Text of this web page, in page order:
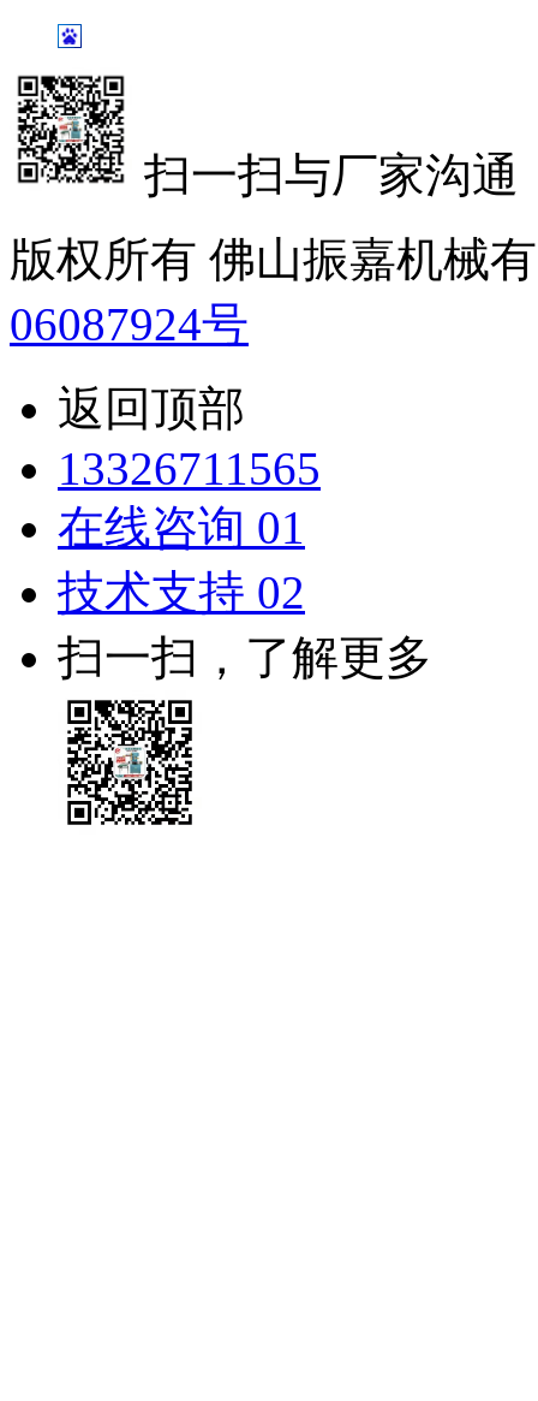
扫一扫与厂家沟通
版权所有 佛山振嘉机
06087924号
返回顶部
13326711565
在线咨询 01
技术支持 02
扫一扫，了解更多